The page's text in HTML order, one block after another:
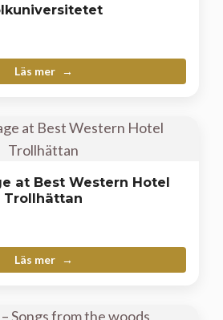
Läs mer
at Best Western Hotel
Trollhättan
Läs mer